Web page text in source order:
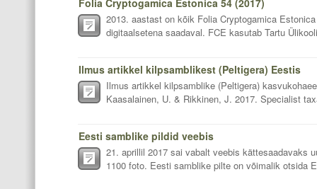
2013. aastast on kõik Folia Cryptogamica
digitaalsetena saadaval. FCE kasutab Tartu
Ilmus artikkel kilpsamblikest (Peltigera) Eestis
Ilmus artikkel kilpsamblike (Peltigera)
Kaasalainen, U. & Rikkinen, J. 2017. Specialist
Eesti samblike pildid veebis
21. aprillil 2017 sai vabalt veebis kättesaadavaks
1100 foto. Eesti samblike pilte on võimalik otsida